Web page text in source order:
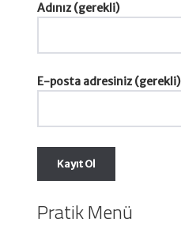
Adınız (gerekli)
E-posta adresiniz (gerekli)
Pratik Menü